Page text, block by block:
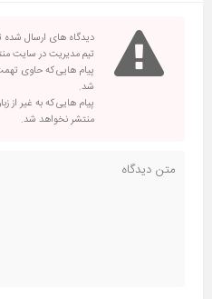
دیدگاه های ارسال
تیم مدیریت در سایت
پیام هایی که حاوی
شد.
پیام هایی که به غیر از
منتشر نخواهد شد.